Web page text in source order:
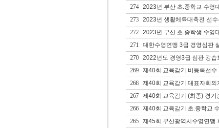
274
2023년 부산 초.중학교 수영
273
2023년 생활체육대축전 선
272
2023년 부산 초.중학생 수영
271
대한수영연맹 3급 경영심판
270
2022년도 경영3급 심판 강습
269
제40회 교육감기 비등록선수
268
제40회 교육감기 대표자회의
267
제40회 교육감기 (최종) 경기
266
제40회 교육감기 초.중학교
265
제45회 부산광역시수영연맹